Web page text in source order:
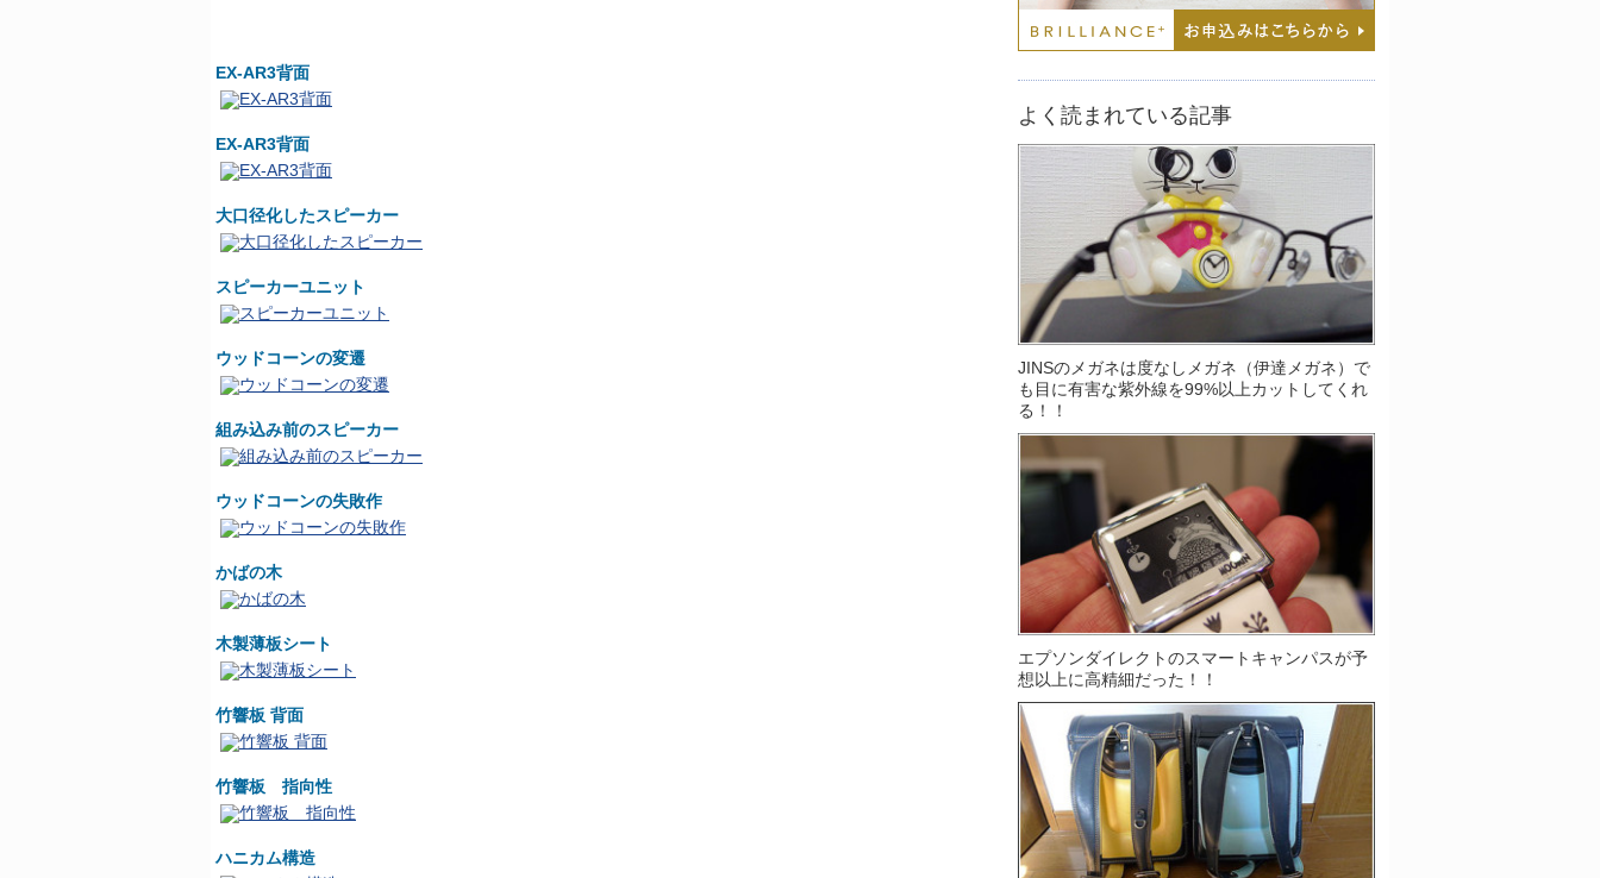
EX-AR3背面
EX-AR3背面
大口径化したスピーカー
スピーカーユニット
ウッドコーンの変遷
組み込み前のスピーカー
ウッドコーンの失敗作
かばの木
木製薄板シート
竹響板 背面
竹響板 指向性
ハニカム構造
よく読まれている記事
JINSのメガネは度なしメガネ（伊達メガネ）で
も目に有害な紫外線を99%以上カットしてくれ
る！！
エプソンダイレクトのスマートキャンパスが予
想以上に高精細だった！！